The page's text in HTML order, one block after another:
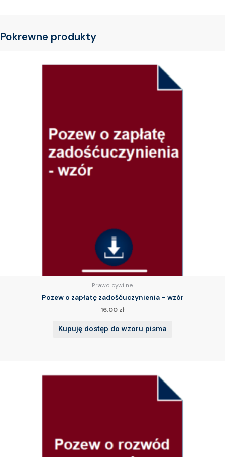
Pokrewne produkty
Prawo cywilne
Pozew o zapłatę zadośćuczynienia – wzór
16.00 zł
Kupuję dostęp do wzoru pisma